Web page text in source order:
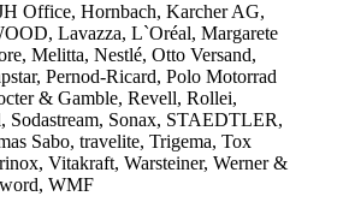
Office, Hornbach, Karcher AG,
Lavazza, L`Oréal, Margarete
Melitta, Nestlé, Otto Versand,
Pernod-Ricard, Polo Motorrad
& Gamble, Revell, Rollei,
Sodastream, Sonax, STAEDTLER,
Sabo, travelite, Trigema, Tox
Vitakraft, Warsteiner, Werner &
WMF